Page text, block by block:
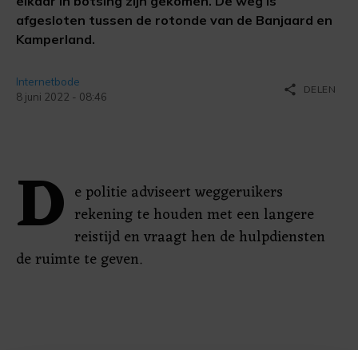
afgesloten tussen de rotonde van de Banjaard en
Kamperland.
Internetbode
8 juni 2022 - 08:46
share DELEN
D e politie adviseert weggeruikers
rekening te houden met een langere
reistijd en vraagt hen de hulpdiensten
de ruimte te geven.